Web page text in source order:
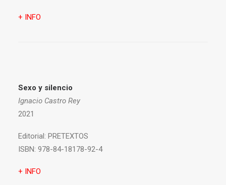
+ INFO
Sexo y silencio
Ignacio Castro Rey
2021
Editorial: PRETEXTOS
ISBN: 978-84-18178-92-4
+ INFO